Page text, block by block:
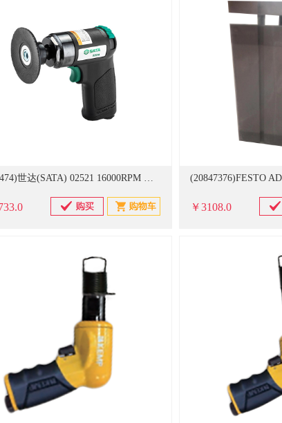
(503474)世达(SATA) 02521 16000RPM 迷你气动粗磨机组套(单位：套)
￥3108.0